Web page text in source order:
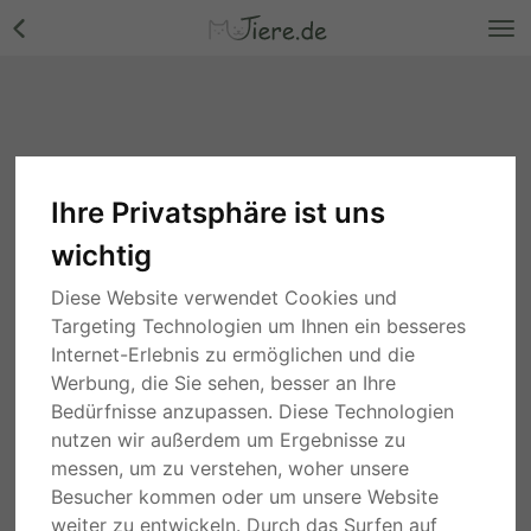
Ihre Privatsphäre ist uns
wichtig
Diese Website verwendet Cookies und
Targeting Technologien um Ihnen ein besseres
Internet-Erlebnis zu ermöglichen und die
Werbung, die Sie sehen, besser an Ihre
Bedürfnisse anzupassen. Diese Technologien
nutzen wir außerdem um Ergebnisse zu
messen, um zu verstehen, woher unsere
Besucher kommen oder um unsere Website
weiter zu entwickeln. Durch das Surfen auf
Schildkröten
Griechische Landschildkröte - unbekannt
Hessen 3 Monaten
ZÜCHTER
Vierzehen Landschildkröte Jungtier - weiblich
Sachsen